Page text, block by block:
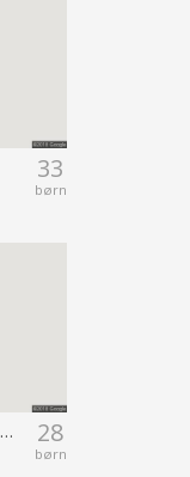
33
børn
28
børn
Livstræet Natur og bevægelses børnehave og vuggest